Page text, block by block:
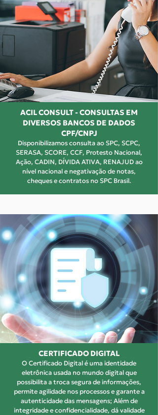
ACIL CONSULT - CONSULTAS EM
DIVERSOS BANCOS DE DADOS
CPF/CNPJ
Disponibilizamos consulta ao SPC, SCPC,
SERASA, SCORE, CCF, Protesto Nacional,
Ação, CADIN, DÍVIDA ATIVA, RENAJUD ao
nível nacional e negativação de notas,
cheques e contratos no SPC Brasil.
CERTIFICADO DIGITAL
O Certificado Digital é uma identidade
eletrônica usada no mundo digital que
possibilita a troca segura de informações,
permite agilidade nos processos e garante a
autenticidade das mensagens; Além de
integridade e confidencialidade, dá validade